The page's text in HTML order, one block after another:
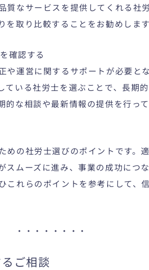
質なサービスを提供してくれる社
取り比較することをお勧めします
確認する
や運営に関するサポートが必要と
ている社労士を選ぶことで、長期
的な相談や最新情報の提供を行っ
めの社労士選びのポイントです。
ムーズに進み、事業の成功につな
これらのポイントを参考にして、
・・・・・・・・
ご相談